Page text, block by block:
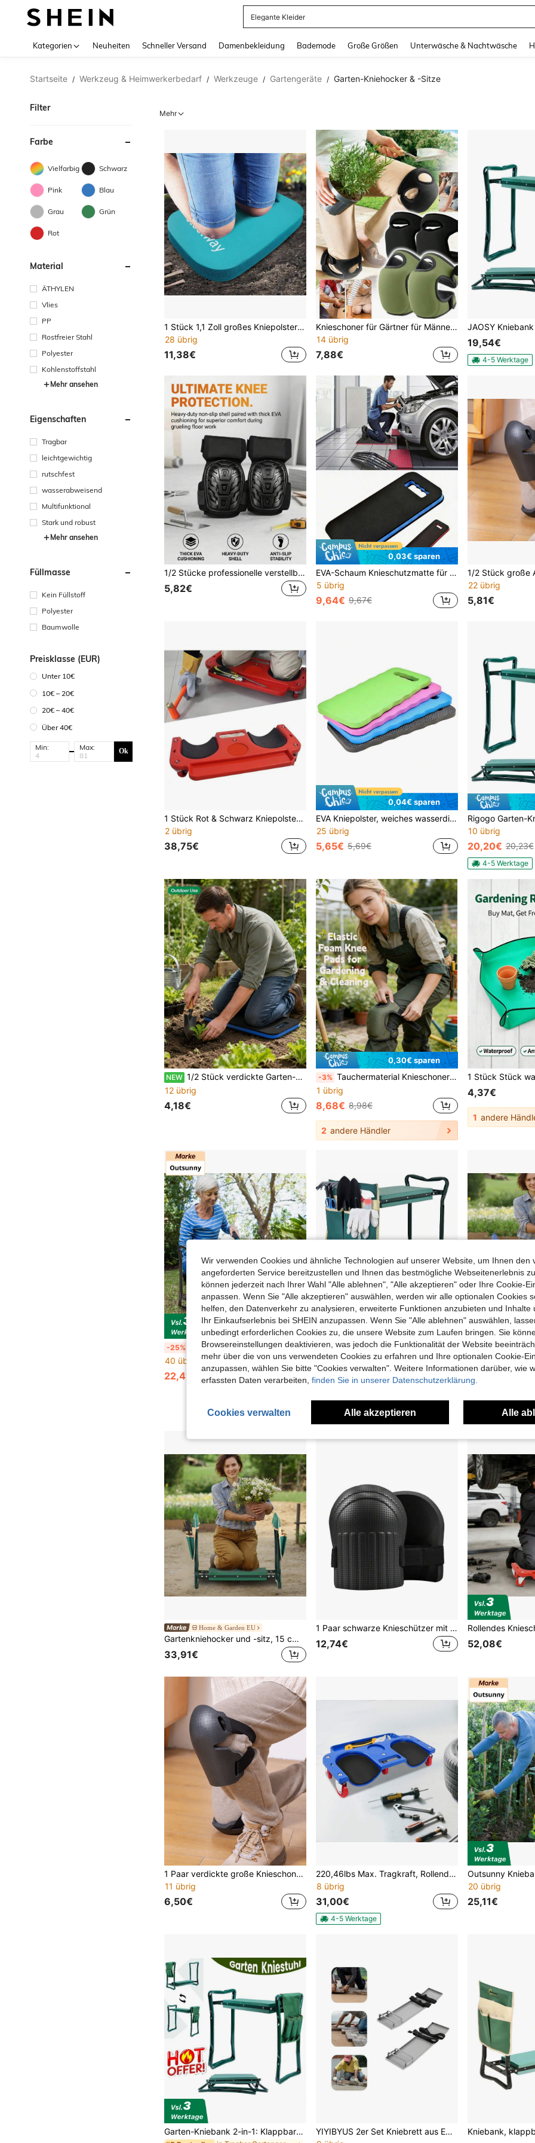
Sommerkleid Damen
Kategorien Neuheiten Schneller Versand Damenbekleidung Bademode Große Größen Unterwäsche & Nachtwäsche
Startseite / Werkzeug & Heimwerkerbedarf / Werkzeuge / Gartengeräte / Garten-Kniehocker & -Sitze
Filter
Farbe
Vielfarbig Schwarz
Pink Blau
Grau Grün
Rot
Material
ÄTHYLEN
Vlies
PP
Rostfreier Stahl
Polyester
Kohlenstoffstahl
Mehr ansehen
Eigenschaften
Tragbar
leichtgewichtig
rutschfest
wasserabweisend
Multifunktional
Stark und robust
Mehr ansehen
Füllmasse
Kein Füllstoff
Polyester
Baumwolle
Preisklasse (EUR)
Unter 10€
10€ – 20€
20€ – 40€
Über 40€
Min: Max: Ok
Mehr
1 Stück 1,1 Zoll großes Kniepolster für den Garten, schützendes blaues Kniepolsterkissen, hochdichte Schaumstoffmatten für Gartenarbeit, Gartenarbeit, Kniestützübungen, Babybad, Hausreinigungsgeschenke
28 übrig
11,38€
Knieschoner für Gärtner für Männer und Frauen - Einfach zu verwenden, Knie-Schutzkissen aus ultradickem Memory-Schaum, rutschfest, verstellbar, Knieschoner für Gärtner zum Knien, Reinigen, Schrubben von Böden, Beschneiden
14 übrig
7,88€
19,54€
4-5 Werktage
1/2 Stücke professionelle verstellbare Garten-Knieschoner, robuste verlängerte Industrie-Knieschoner, rutschfeste verschleißfeste Arbeits-Knieschoner - mit Gel-Polstern, weicher Schaumstofffüllung, verstellbarem Doppelriemen-Design, unisex, geeignet für Baustelle, Garten, Renovierung, Bodenverlegung, Motorradfahren und andere Arbeits- und Heimnutzung. Atmungsaktive rutschfeste Garten-Knieschoner, bequeme atmungsaktive Garten-Arbeits-Knieschoner. Stoßabsorbierende verschleißfeste Auto-Reparatur-Werkzeuge für Herren, atmungsaktive rutschfeste Bau-Arbeits-Werkzeuge, windresistente Motorrad-Fahrzubehör, druckresistente langanhaltend Auto-Reparatur-Arbeits-Autozubehör.
5,82€
0,03€ sparen
EVA-Schaum Knieschutzmatte für Gartenarbeit - Tragbare rutschfeste Knieschutzmatte, Garten Knieschutzmatte, Auto Reparatur Knieschutzmatte mit Griff. Rutschfest und feuchtigkeitsbeständig, diese tragbare Outdoor Knieschutzmatte mit Griff ist geeignet für Gartenarbeit, Reparaturarbeiten, Camping und Outdoor-Arbeiten. Bietet bequemen Halt, leicht und einfach zu tragen. Ideales Geschenk und Feiertagswahl
5 übrig
9,64€ 9,67€
22 übrig
5,81€
1 Stück Rot & Schwarz Kniepolster mit Rollen, ABS Material multifunktionale integrierte Werkzeugablage, bequemes Kniepolster, geeignet für Mechaniker, Schreiner, Bodenbeläge und Automobilreparatur
2 übrig
38,75€
0,04€ sparen
EVA Kniepolster, weiches wasserdichtes Garten-Kniepolster, Schaumstoffkissen Knieschützer
25 übrig
5,65€ 5,69€
10 übrig
20,20€ 20,23€
4-5 Werktage
NEW 1/2 Stück verdickte Garten-Knieauflage, große Arbeits-Knieauflage, wasserdichte Gartenmatte, tragbare Schaumstoff-Knieauflage mit strukturierter Gummioberfläche und Griff, bequem für Gartenarbeit, Camping, Autoreparatur, Reinigung, schützt Knie vor Schäden durch harte Oberflächen
12 übrig
4,18€
0,30€ sparen
-3% Tauchermaterial Knieschoner für den Garten, Outdoor Unkrautjäten Gartenknieschoner, Schaumstoff Elastische Knieschützer für Haushaltstätigkeiten
1 übrig
8,68€ 8,98€
2 andere Händler
4,37€
1 andere
7,49€
sparen
-25%
Outsunny Kniebank für Gartenarbeit klappbar Gartenhocker mit Kniekissen Werkzeugtaschen Polsterung Kniehilfe belastbar bis 150 kg Arbeitshocker zum Knien & Sitzen 58 x 28 x 49cm
40 übrig
22,41€ 29,90€
Garten Knieschoner & Sitze
10 übrig
40,84€
andere Händler
Home &
36,38€
Home & Garden EU
Gartenkniehocker und -sitz, 15 cm breite Knieauflage, robuster Gartenkniehocker, klappbarer Gartensitz mit 2 Werkzeugtaschen, lindert Knie- und Rückenschmerzen, tragbare Gartenbank für Frauen und Großeltern
33,91€
1 Paar schwarze Knieschützer mit dicker EVA-Schaumpolsterung, vielseitige Kniepolster für Gartenarbeit, Bodenverlegung, Mechanikerarbeiten, Radfahren und Yoga
12,74€ 52,08€
1 Paar verdickte große Knieschoner für Gartenarbeit, schützen die Knie und verhindern Verletzungen, Unisex Arbeitsknieschoner, dick und verschleißfest, bequem zu tragen ohne die Knie einzuschnüren, Gartengeräte, Garten Knieschoner (Schwarz/Blau)
11 übrig
6,50€
220,46lbs Max. Tragkraft, Rollendes Kniekissen/Kniepolster, Schlagfester Abs-Rahmen, Kniekissen Mit 5 Rollen, Rollendes Kniekissen Für Arbeiten Der Garage Werkstätten Garten Sowie Zur Autowartung
8 übrig
31,00€
4-5 Werktage
20 übrig
25,11€
Garten-Kniebank 2-in-1: Klappbarer, gepolsterter Sitz und Kniehocker mit Werkzeugtasche, 2-in-1-Kniepolster aus weichem EVA-Schaumstoff, Garten-Kniebank, Belastbarkeit (bis zu 150 kg)
YIYIBYUS 2er Set Kniebrett aus Edelstahl, 75x20cm, je 50kg belastbar, für Beton- & Estricharbeiten, glatte Oberfläche, mit Zehenhalterung
Wir verwenden Cookies und ähnliche Technologien auf unserer Website, um Ihnen den
angeforderten Service bereitzustellen und Ihnen das bestmögliche Webseitenerlebnis
können jederzeit nach Ihrer Wahl "Alle ablehnen", "Alle akzeptieren" oder Ihre Cookie-
anpassen. Wenn Sie "Alle akzeptieren" auswählen, werden wir alle optionalen Cookies
helfen, den Datenverkehr zu analysieren, erweiterte Funktionen anzubieten und Inhalte
Ihr Einkaufserlebnis bei SHEIN anzupassen. Wenn Sie "Alle ablehnen" auswählen,
unbedingt erforderlichen Cookies zu, die unsere Website zum Laufen bringen. Sie
Browsereinstellungen deaktivieren, was jedoch die Funktionalität der Website
mehr über die von uns verwendeten Cookies zu erfahren und Ihre optionalen Cookie-
anzupassen, wählen Sie bitte "Cookies verwalten". Weitere Informationen darüber, wie
erfassten Daten verarbeiten, finden Sie in unserer Datenschutzerklärung.
Cookies verwalten Alle akzeptieren Alle